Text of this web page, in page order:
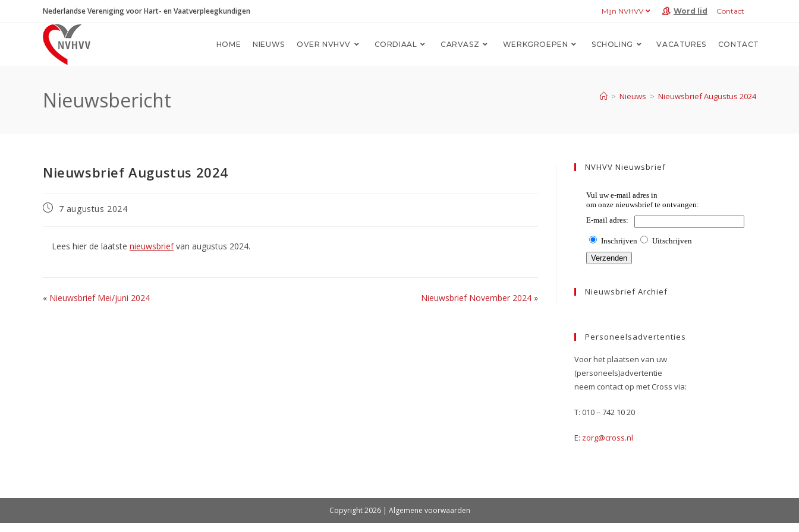
Nederlandse Vereniging voor Hart- en Vaatverpleegkundigen Mijn NVHVV Word lid Contact
HOME NIEUWS OVER NVHVV CORDIAAL CARVASZ WERKGROEPEN SCHOLING VACATURES CONTACT
Nieuwsbericht > Nieuws > Nieuwsbrief Augustus 2024
Nieuwsbrief Augustus 2024
Bericht7 augustus 2024
Lees hier de laatste nieuwsbriefvan augustus 2024.
« Nieuwsbrief Mei/juni 2024 Nieuwsbrief November 2024 »
NVHVV Nieuwsbrief
Nieuwsbrief Archief
Personeelsadvertenties
Voor het plaatsen van uw
(personeels)advertentie
neem contact op met Cross via:
T: 010 – 742 10 20
E: zorg@cross.nl
Copyright 2026 | Algemene voorwaarden